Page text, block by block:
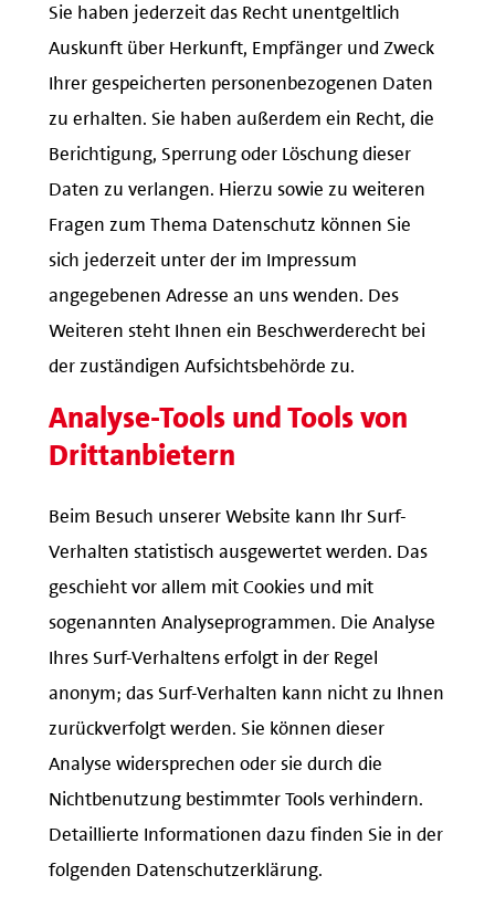
Sie haben jederzeit das Recht unentgeltlich
Auskunft über Herkunft, Empfänger und Zweck
Ihrer gespeicherten personenbezogenen Daten
zu erhalten. Sie haben außerdem ein Recht, die
Berichtigung, Sperrung oder Löschung dieser
Daten zu verlangen. Hierzu sowie zu weiteren
Fragen zum Thema Datenschutz können Sie
sich jederzeit unter der im Impressum
angegebenen Adresse an uns wenden. Des
Weiteren steht Ihnen ein Beschwerderecht bei
der zuständigen Aufsichtsbehörde zu.
Analyse-Tools und Tools von
Drittanbietern
Beim Besuch unserer Website kann Ihr Surf-
Verhalten statistisch ausgewertet werden. Das
geschieht vor allem mit Cookies und mit
sogenannten Analyseprogrammen. Die Analyse
Ihres Surf-Verhaltens erfolgt in der Regel
anonym; das Surf-Verhalten kann nicht zu Ihnen
zurückverfolgt werden. Sie können dieser
Analyse widersprechen oder sie durch die
Nichtbenutzung bestimmter Tools verhindern.
Detaillierte Informationen dazu finden Sie in der
folgenden Datenschutzerklärung.